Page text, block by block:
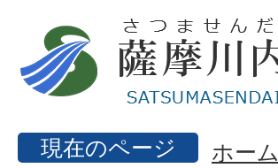
現在のページ ホーム